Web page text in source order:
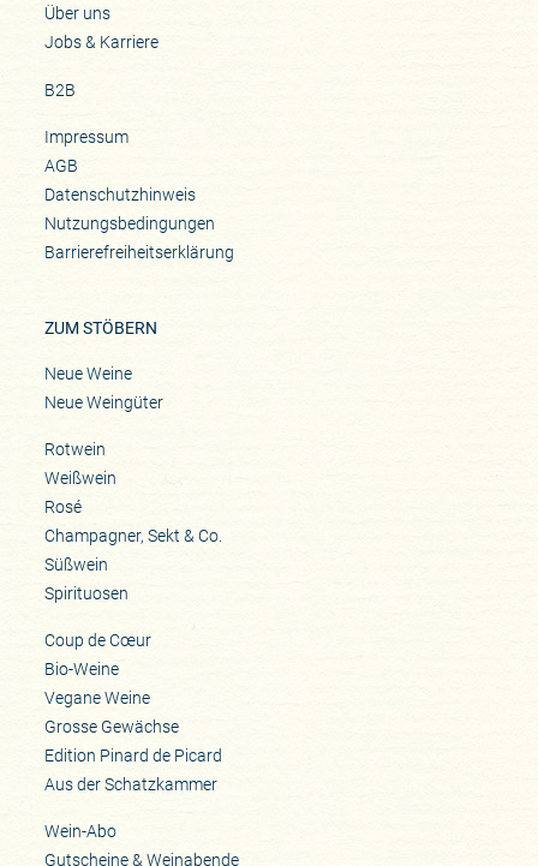
Über uns
Jobs & Karriere
B2B
Impressum
AGB
Datenschutzhinweis
Nutzungsbedingungen
Barrierefreiheitserklärung
ZUM STÖBERN
Neue Weine
Neue Weingüter
Rotwein
Weißwein
Rosé
Champagner, Sekt & Co.
Süßwein
Spirituosen
Coup de Cœur
Bio-Weine
Vegane Weine
Grosse Gewächse
Edition Pinard de Picard
Aus der Schatzkammer
Wein-Abo
Gutscheine & Weinabende